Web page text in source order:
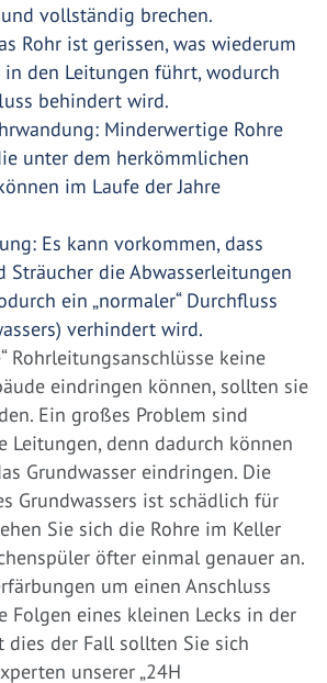
vollständig brechen.
Rohr ist gerissen, was wiederum
in den Leitungen führt, wodurch
behindert wird.
Minderwertige Rohre
unter dem herkömmlichen
im Laufe der Jahre
Es kann vorkommen, dass
Sträucher die Abwasserleitungen
ein „normaler“ Durchfluss
verhindert wird.
Rohrleitungsanschlüsse keine
eindringen können, sollten sie
Ein großes Problem sind
Leitungen, denn dadurch können
Grundwasser eindringen. Die
Grundwassers ist schädlich für
Sie sich die Rohre im Keller
öfter einmal genauer an.
um einen Anschluss
Folgen eines kleinen Lecks in der
dies der Fall sollten Sie sich
unserer „24H